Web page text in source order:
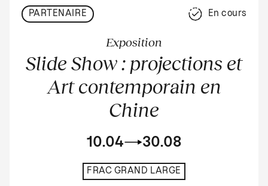
PARTENAIRE En cours
Exposition
Slide Show : projections et
Art contemporain en
Chine
10.04 30.08
FRAC GRAND LARGE